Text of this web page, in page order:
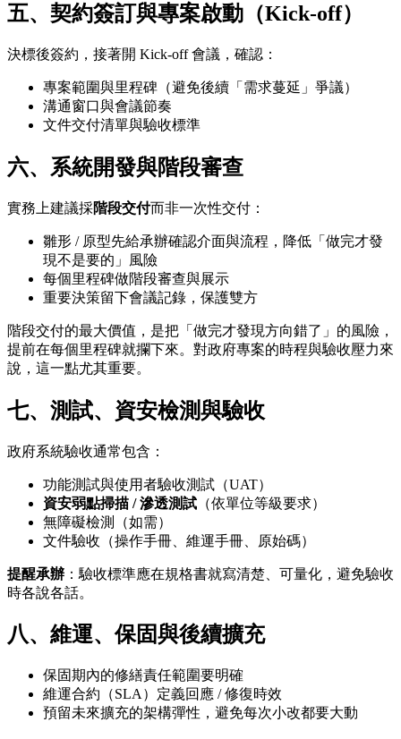
五、契約簽訂與專案啟動（Kick-off）
決標後簽約，接著開 Kick-off 會議，確認：
專案範圍與里程碑（避免後續「需求蔓延」爭議）
溝通窗口與會議節奏
文件交付清單與驗收標準
六、系統開發與階段審查
實務上建議採階段交付而非一次性交付：
雛形 / 原型先給承辦確認介面與流程，降低「做完才發
現不是要的」風險
每個里程碑做階段審查與展示
重要決策留下會議記錄，保護雙方
階段交付的最大價值，是把「做完才發現方向錯了」的風險，
提前在每個里程碑就攔下來。對政府專案的時程與驗收壓力來
說，這一點尤其重要。
七、測試、資安檢測與驗收
政府系統驗收通常包含：
功能測試與使用者驗收測試（UAT）
資安弱點掃描 / 滲透測試 （依單位等級要求）
無障礙檢測（如需）
文件驗收（操作手冊、維運手冊、原始碼）
提醒承辦 ：驗收標準應在規格書就寫清楚、可量化，避免驗收
時各說各話。
八、維運、保固與後續擴充
保固期內的修繕責任範圍要明確
維運合約（SLA）定義回應 / 修復時效
預留未來擴充的架構彈性，避免每次小改都要大動